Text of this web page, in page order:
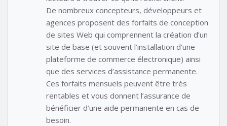
De nombreux concepteurs, développeurs et
agences proposent des forfaits de conception
de sites Web qui comprennent la création d’un
site de base (et souvent l’installation d’une
plateforme de commerce électronique) ainsi
que des services d’assistance permanente.
Ces forfaits mensuels peuvent être très
rentables et vous donnent l’assurance de
bénéficier d’une aide permanente en cas de
besoin.